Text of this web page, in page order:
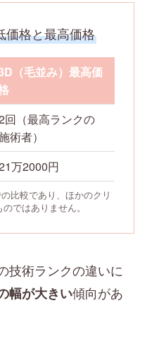
価格と最高価格
（毛並み）最高価
回（最高ランクの
術者）
万2000円
比較であり、ほかのクリ
ではありません。
技術ランクの違いに
幅が大きい傾向があ